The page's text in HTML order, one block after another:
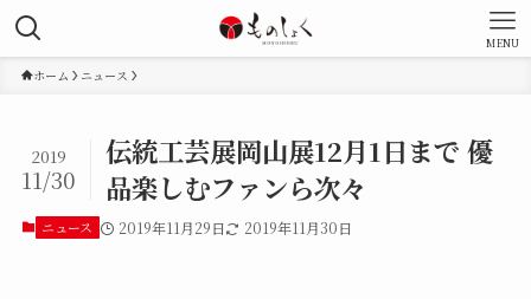
MENU
ホーム ニュース
伝統工芸展岡山展12月1日まで 優
品楽しむファンら次々
2019
11/30
ニュース 2019年11月29日 2019年11月30日